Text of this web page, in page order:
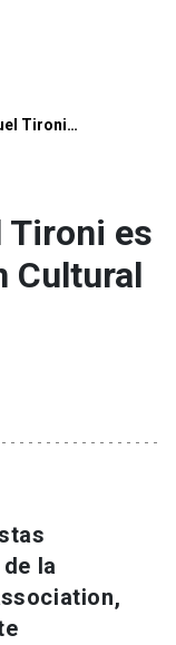
Tironi…
Tironi es
Cultural
la